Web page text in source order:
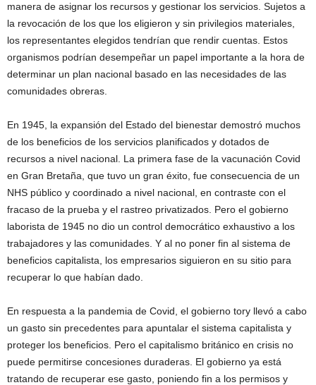
manera de asignar los recursos y gestionar los servicios. Sujetos a
la revocación de los que los eligieron y sin privilegios materiales,
los representantes elegidos tendrían que rendir cuentas. Estos
organismos podrían desempeñar un papel importante a la hora de
determinar un plan nacional basado en las necesidades de las
comunidades obreras.
En 1945, la expansión del Estado del bienestar demostró muchos
de los beneficios de los servicios planificados y dotados de
recursos a nivel nacional. La primera fase de la vacunación Covid
en Gran Bretaña, que tuvo un gran éxito, fue consecuencia de un
NHS público y coordinado a nivel nacional, en contraste con el
fracaso de la prueba y el rastreo privatizados. Pero el gobierno
laborista de 1945 no dio un control democrático exhaustivo a los
trabajadores y las comunidades. Y al no poner fin al sistema de
beneficios capitalista, los empresarios siguieron en su sitio para
recuperar lo que habían dado.
En respuesta a la pandemia de Covid, el gobierno tory llevó a cabo
un gasto sin precedentes para apuntalar el sistema capitalista y
proteger los beneficios. Pero el capitalismo británico en crisis no
puede permitirse concesiones duraderas. El gobierno ya está
tratando de recuperar ese gasto, poniendo fin a los permisos y